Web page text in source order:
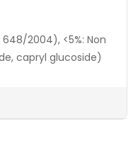
2004), <5%: Non
capryl glucoside)